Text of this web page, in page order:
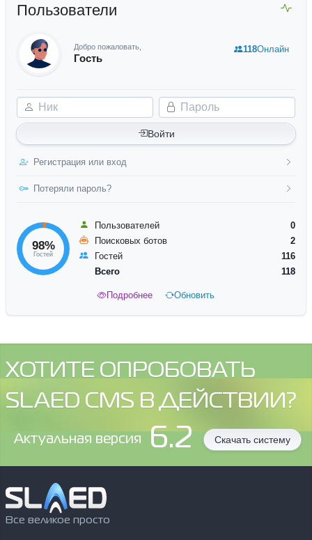
Пользователи
Добро пожаловать,
Гость
Ник Пароль
Войти
Регистрация или вход
Потеряли пароль?
118Онлайн
98%
Гостей
Пользователей
0
Поисковых ботов
2
Гостей
116
Всего
118
Подробнее Обновить
ХОТИТЕ ОПРОБОВАТЬ
SLAED CMS В ДЕЙСТВИИ?
Aктуальная версия 6.2 Скачать систему
Все великое просто